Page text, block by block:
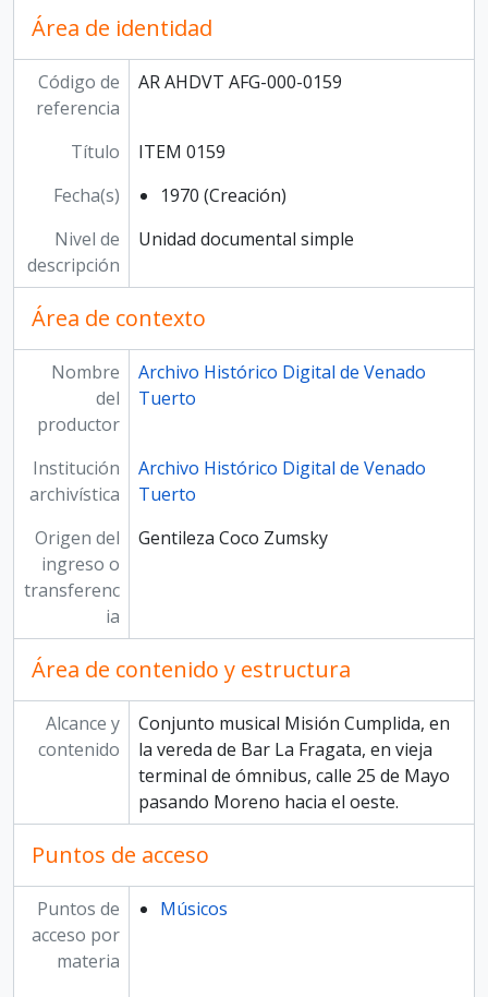
Área de identidad
Código de
referencia
AR AHDVT AFG-000-0159
Título
ITEM 0159
Fecha(s)
1970 (Creación)
Nivel de
descripción
Unidad documental simple
Área de contexto
Nombre
del
productor
Archivo Histórico Digital de Venado
Tuerto
Institución
archivística
Archivo Histórico Digital de Venado
Tuerto
Origen del
ingreso o
transferenc
ia
Gentileza Coco Zumsky
Área de contenido y estructura
Alcance y
contenido
Conjunto musical Misión Cumplida, en
la vereda de Bar La Fragata, en vieja
terminal de ómnibus, calle 25 de Mayo
pasando Moreno hacia el oeste.
Puntos de acceso
Puntos de
acceso por
materia
Músicos